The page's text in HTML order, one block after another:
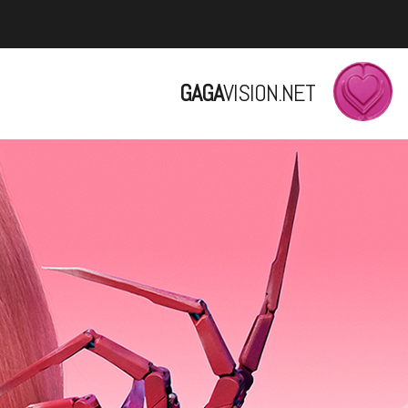
GAGAVISION.NET